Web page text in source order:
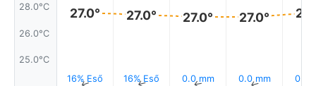
28.0°C
26.0°C
25.0°C
27.0°
16% Eső
27.0°
16% Eső
27.0°
0.0 mm
27.0°
0.0 mm 0.0